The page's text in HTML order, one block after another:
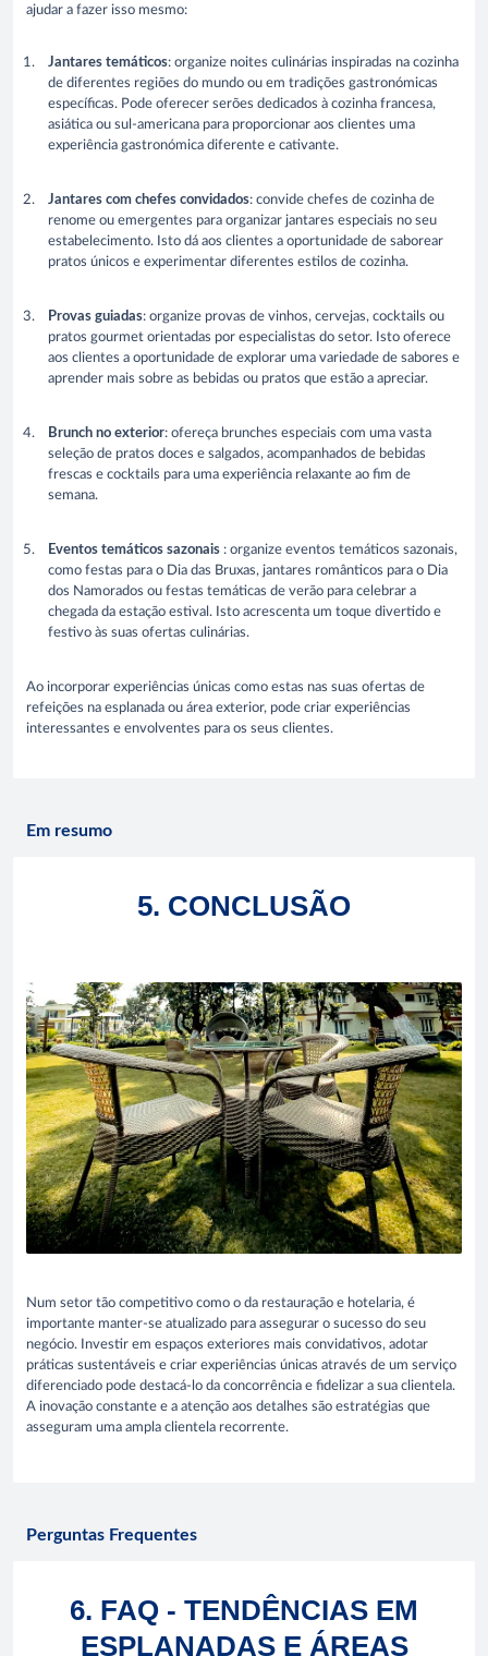
ajudar a fazer isso mesmo:
Jantares temáticos: organize noites culinárias inspiradas na cozinha
de diferentes regiões do mundo ou em tradições gastronómicas
específicas. Pode oferecer serões dedicados à cozinha francesa,
asiática ou sul-americana para proporcionar aos clientes uma
experiência gastronómica diferente e cativante.
Jantares com chefes convidados: convide chefes de cozinha de
renome ou emergentes para organizar jantares especiais no seu
estabelecimento. Isto dá aos clientes a oportunidade de saborear
pratos únicos e experimentar diferentes estilos de cozinha.
Provas guiadas: organize provas de vinhos, cervejas, cocktails ou
pratos gourmet orientadas por especialistas do setor. Isto oferece
aos clientes a oportunidade de explorar uma variedade de sabores e
aprender mais sobre as bebidas ou pratos que estão a apreciar.
Brunch no exterior: ofereça brunches especiais com uma vasta
seleção de pratos doces e salgados, acompanhados de bebidas
frescas e cocktails para uma experiência relaxante ao fim de
semana.
Eventos temáticos sazonais : organize eventos temáticos sazonais,
como festas para o Dia das Bruxas, jantares românticos para o Dia
dos Namorados ou festas temáticas de verão para celebrar a
chegada da estação estival. Isto acrescenta um toque divertido e
festivo às suas ofertas culinárias.
Ao incorporar experiências únicas como estas nas suas ofertas de
refeições na esplanada ou área exterior, pode criar experiências
interessantes e envolventes para os seus clientes.
Em resumo
5. CONCLUSÃO
Num setor tão competitivo como o da restauração e hotelaria, é
importante manter-se atualizado para assegurar o sucesso do seu
negócio. Investir em espaços exteriores mais convidativos, adotar
práticas sustentáveis e criar experiências únicas através de um serviço
diferenciado pode destacá-lo da concorrência e fidelizar a sua clientela.
A inovação constante e a atenção aos detalhes são estratégias que
asseguram uma ampla clientela recorrente.
Perguntas Frequentes
6. FAQ - TENDÊNCIAS EM
ESPLANADAS E ÁREAS